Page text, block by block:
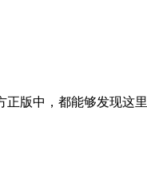
版中，都能够发现这